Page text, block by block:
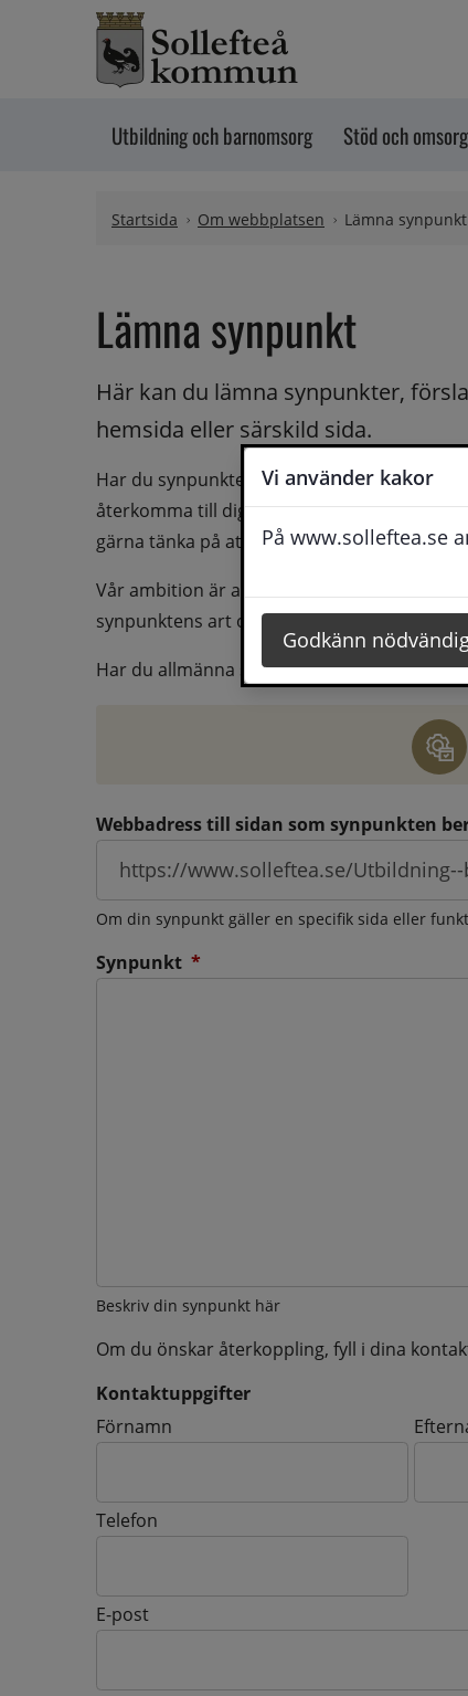
Vi använder kakor
På www.solleftea.se
Godkänn
Hoppa till innehåll
Utbildning och barnomsorg Stöd och omsorg
Startsida Om webbplatsen Lämna synpunkt
Lämna synpunkt
Här kan du lämna synpunkter,
hemsida eller särskild sida.
Har du synpunkter på webbplatsen kan du
återkomma till dig behöver du även fylla i
gärna tänka på att vara så tydlig som
Vår ambition är att besvara synpunkter så
synpunktens art och omfång.
Har du allmänna synpunkter, klagomål eller
Webbadress till sidan som synpunkten
Om din synpunkt gäller en specifik sida eller
Synpunkt *
Beskriv din synpunkt här
Om du önskar återkoppling, fyll i dina
Kontaktuppgifter
Kontaktuppgifter
Förnamn
Telefon
E-post